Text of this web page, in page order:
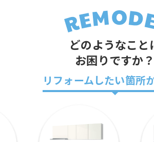
どのようなこと
お困りですか？
リフォームしたい箇所